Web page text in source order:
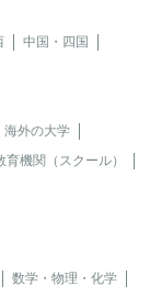
中国・四国
海外の大学
育機関（スクール）
数学・物理・化学